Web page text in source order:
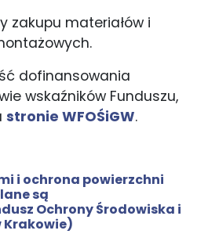
zakupu materiałów i
dofinansowania
wskaźników Funduszu,
stronie WFOŚiGW.
i ochrona powierzchni​
są
Ochrony Środowiska i
Krakowie)